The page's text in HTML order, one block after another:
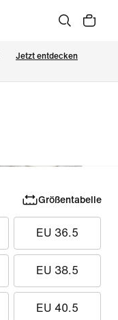
Jetzt entdecken
Größentabelle
EU 36.5
EU 38.5
EU 40.5